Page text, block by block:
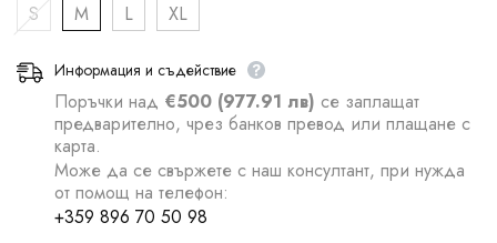
S
M L XL
Информация и съдействие
Поръчки над €500 (977.91 лв) се заплащат
предварително, чрез банков превод или плащане с
карта.
Може да се свържете с наш консултант, при нужда
от помощ на телефон:
+359 896 70 50 98